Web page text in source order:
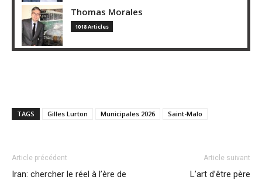
Thomas Morales
1018 Articles
TAGS Gilles Lurton Municipales 2026 Saint-Malo
Article précédent
Iran: chercher le réel à l’ère de
Article suivant
L’art d’être père